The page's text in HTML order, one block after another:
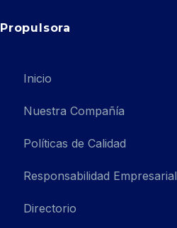
Propulsora
Inicio
Nuestra Compañía
Políticas de Calidad
Responsabilidad Empresarial
Directorio